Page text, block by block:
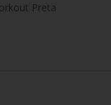
Preta